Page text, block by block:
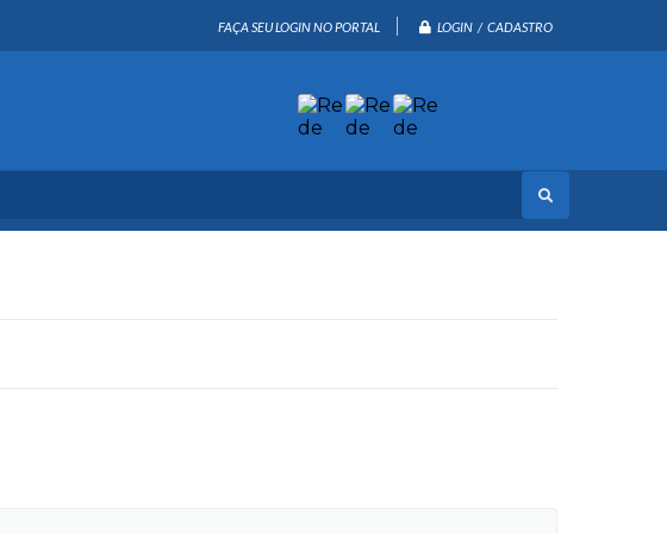
FAÇA SEU LOGIN NO PORTAL LOGIN / CADASTRO